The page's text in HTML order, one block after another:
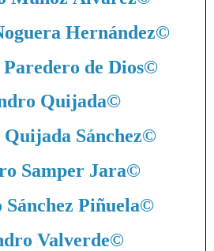
Hernández©
de Dios©
Quijada©
Sánchez©
Samper Jara©
Piñuela©
Valverde©